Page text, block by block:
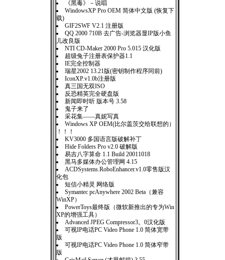
《黑毒》－说唱
WindowsXP Pro OEM 简体中文版 (恢复下
载)
GIF2SWF V2.1 注册版
QQ 2000 710B 去广告-浏览器显IP版小鱼
儿改良版
NTI CD-Maker 2000 Pro 5.015 汉化版
超级兔子注册表保护器1.1
IE完全控制器
瑞星2002 13.21版(密钥制作程序同前)
IconXP.v1.0b注册版
真三国无双ISO
反恐精英完全硬盘版
新闻即时听 版本号 3.58
鬼子来了
采花集——真妮写真
Windows XP OEM(比尔盖茨交给联想的）
！！！
KV3000 多国语言版破解补丁
Hide Folders Pro v2.0 破解版
易吉八字算命 1.1 Build 20011018
黑马多媒体办公管理网 4.15
ACDSystems.RoboEnhancer.v1.0零售版汉
化包
短信小精灵 网络版
Symantec pcAnywhere 2002 Beta（兼容
WinXP）
PowerToys最终版（微软新推出的专为Win
XP的增强工具）
Advanced JPEG Compressor3。0汉化版
可视IP电话PC Video Phone 1.0 简体宽带
版
可视IP电话PC Video Phone 1.0 简体窄带
版